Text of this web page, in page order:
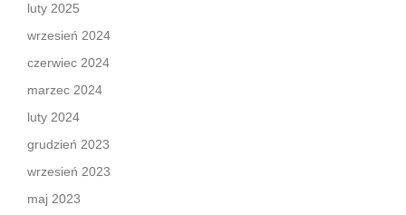
luty 2025
wrzesień 2024
czerwiec 2024
marzec 2024
luty 2024
grudzień 2023
wrzesień 2023
maj 2023